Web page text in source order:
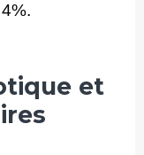
et